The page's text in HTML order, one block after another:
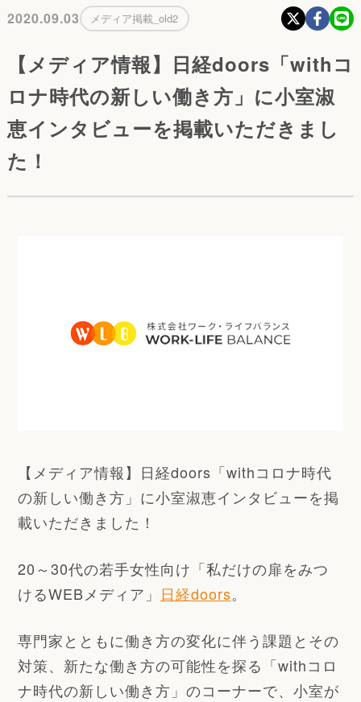
2020.09.03 メディア掲載_old2
【メディア情報】日経doors「withコ
ロナ時代の新しい働き方」に小室淑
恵インタビューを掲載いただきまし
た！
【メディア情報】日経doors「withコロナ時代
の新しい働き方」に小室淑恵インタビューを掲
載いただきました！
20～30代の若手女性向け「私だけの扉をみつ
けるWEBメディア」 日経doors。
専門家とともに働き方の変化に伴う課題とその
対策、新たな働き方の可能性を探る「withコロ
ナ時代の新しい働き方」のコーナーで、小室が